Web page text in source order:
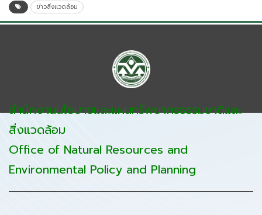
ข่าวสิ่งแวดล้อม
สำนักงานนโยบายและแผนทรัพยากรธรรมชาติและ
สิ่งแวดล้อม
Office of Natural Resources and
Environmental Policy and Planning